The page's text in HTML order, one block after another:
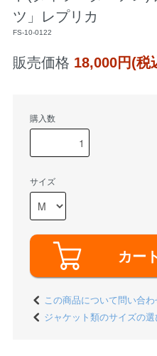
ツ」レプリカ
FS-10-0122
販売価格 18,000円(税
購入数
サイズ
カー
この商品について問い合わ
ジャケット類のサイズの選